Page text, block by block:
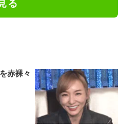
る
赤裸々